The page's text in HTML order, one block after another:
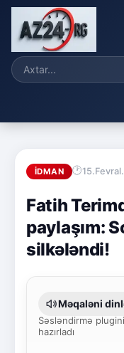
İDMAN
Fatih
paylaşım:
silkələndi!
Məqaləni
Səsləndirmə
hazırladı